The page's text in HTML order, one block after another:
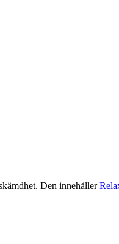
Den innehåller